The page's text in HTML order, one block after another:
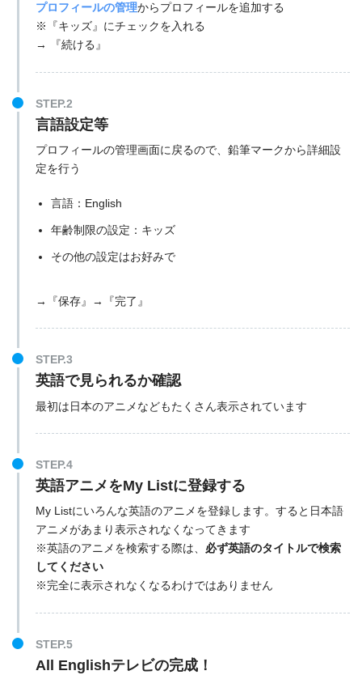
プロフィールの管理からプロフィールを追加する
※『キッズ』にチェックを入れる
→ 『続ける』
STEP.2
言語設定等
プロフィールの管理画面に戻るので、鉛筆マークから詳細設
定を行う
言語：English
年齢制限の設定：キッズ
その他の設定はお好みで
→『保存』→『完了』
STEP.3
英語で見られるか確認
最初は日本のアニメなどもたくさん表示されています
STEP.4
英語アニメをMy Listに登録する
My Listにいろんな英語のアニメを登録します。すると日本語
アニメがあまり表示されなくなってきます
※英語のアニメを検索する際は、 必ず英語のタイトルで検索
してください
※完全に表示されなくなるわけではありません
STEP.5
All Englishテレビの完成！